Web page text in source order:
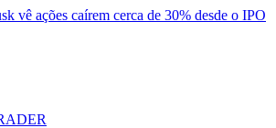
vê ações caírem cerca de 30% desde o IPO